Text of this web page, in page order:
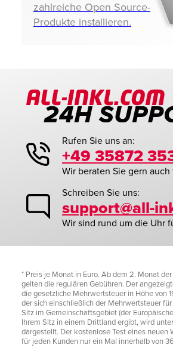
zahlreiche Open Source-
Produkte installieren.
Rufen Sie uns an:
+49 35872
Wir beraten Sie gern
Schreiben Sie uns:
support@all-
Wir sind rund um die Uhr
* Preis je Monat in Euro. Ab dem 2. Monat
gelten die regulären Gebühren. Der
die gesetzliche Mehrwertsteuer in Höhe von
der sich einschließlich der Mehrwertsteuer
Sitz im Gemeinschaftsgebiet (der
Ihrem Sitz in einem Drittland ergibt, wird
dargestellt. Der kostenlose Test eines neuen
für jeden Kunden nur ein Mal innerhalb von